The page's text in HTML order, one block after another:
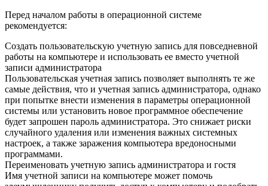
Перед началом работы в операционной системе
рекомендуется:
Создать пользовательскую учетную запись для повседневной
работы на компьютере и использовать ее вместо учетной
записи администратора
Пользовательская учетная запись позволяет выполнять те же
самые действия, что и учетная запись администратора, однако
при попытке внести изменения в параметры операционной
системы или установить новое программное обеспечение
будет запрошен пароль администратора. Это снижает риски
случайного удаления или изменения важных системных
настроек, а также заражения компьютера вредоносными
программами.
Переименовать учетную запись администратора и гостя
Имя учетной записи на компьютере может помочь